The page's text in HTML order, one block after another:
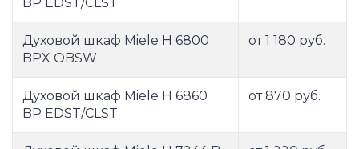
Духовой шкаф Miele H 6800
BPX OBSW
от 1 180 руб.
Духовой шкаф Miele H 6860
BP EDST/CLST
от 870 руб.